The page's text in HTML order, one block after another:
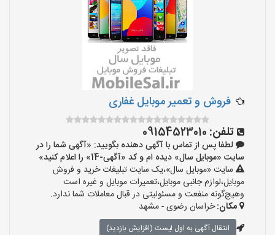
فروش و تعمیر موبایل غفاری
تلفن: 09154523010
لطفا پس از تماس با آگهی دهنده بگویید: «آگهی شما را در
سایت «موبایل سال» دیده ام و کد «آگهی-14» را اعلام کنید»
سایت «موبایل سال»،یک سایت تبلیغات خرید و فروش
موبایل،لوازم جانبی موبایل،تعمیرات موبایل و غیره است
وهیچ‌گونه منفعت و مسئولیتی در قبال معاملات شما ندارد.
مکان:خراسان رضوی - مشهد
انتقال آگهی به اول لیست (افزایش بازدید)